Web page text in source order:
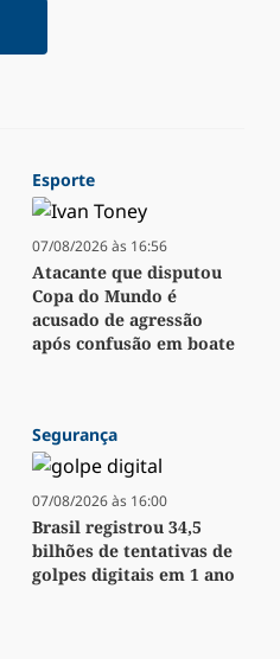
Esporte
07/08/2026 às 16:56
Atacante que disputou
Copa do Mundo é
acusado de agressão
após confusão em boate
Segurança
07/08/2026 às 16:00
Brasil registrou 34,5
bilhões de tentativas de
golpes digitais em 1 ano